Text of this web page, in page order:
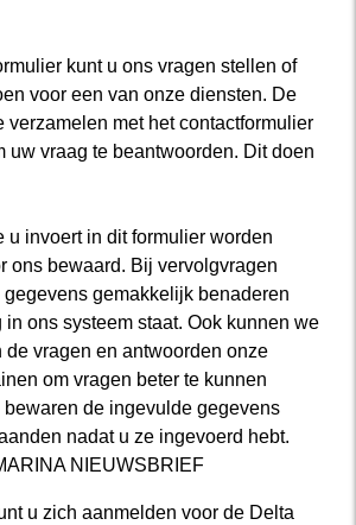
kunt u ons vragen stellen of
voor een van onze diensten. De
verzamelen met het contactformulier
uw vraag te beantwoorden. Dit doen
u invoert in dit formulier worden
ons bewaard. Bij vervolgvragen
gegevens gemakkelijk benaderen
in ons systeem staat. Ook kunnen we
de vragen en antwoorden onze
om vragen beter te kunnen
bewaren de ingevulde gegevens
nadat u ze ingevoerd hebt.
NIEUWSBRIEF
u zich aanmelden voor de Delta